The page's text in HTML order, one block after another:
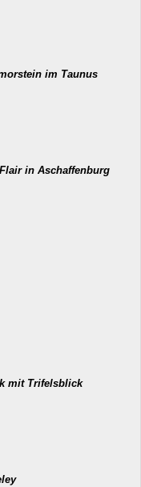
im Taunus
in Aschaffenburg
mit Trifelsblick